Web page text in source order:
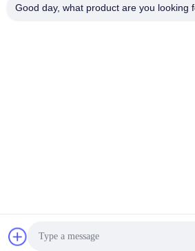
Ανάπτυξης Αεροδρομίου
Good day, what product are you looking